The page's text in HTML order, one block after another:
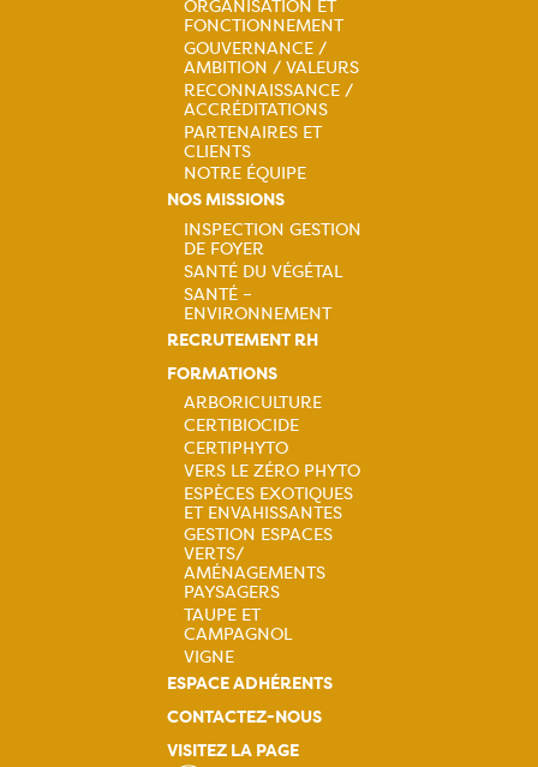
Navigation
principale
ORGANISATION ET
FONCTIONNEMENT
GOUVERNANCE /
AMBITION / VALEURS
RECONNAISSANCE /
ACCRÉDITATIONS
PARTENAIRES ET
CLIENTS
NOTRE ÉQUIPE
NOS MISSIONS
Navigation
principale
INSPECTION GESTION
DE FOYER
SANTÉ DU VÉGÉTAL
SANTÉ –
ENVIRONNEMENT
RECRUTEMENT RH
FORMATIONS
Navigation
principale
ARBORICULTURE
CERTIBIOCIDE
CERTIPHYTO
VERS LE ZÉRO PHYTO
ESPÈCES EXOTIQUES
ET ENVAHISSANTES
GESTION ESPACES
VERTS/
AMÉNAGEMENTS
PAYSAGERS
TAUPE ET
CAMPAGNOL
VIGNE
ESPACE ADHÉRENTS
CONTACTEZ-NOUS
VISITEZ LA PAGE